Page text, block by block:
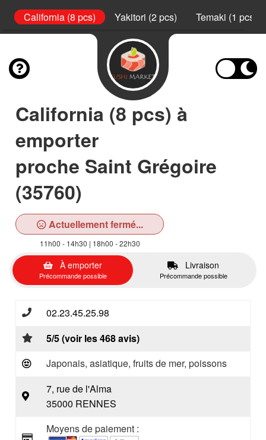
California (8 pcs) Yakitori (2 pcs) Temaki (1 pcs)
California (8 pcs) à
emporter
proche Saint Grégoire
(35760)
Actuellement fermé...
11h00 - 14h30 | 18h00 - 22h30
À emporter
Précommande possible
Livraison
Précommande possible
02.23.45.25.98
5/5 (voir les 468 avis)
Japonais, asiatique, fruits de mer, poissons
7, rue de l'Alma
35000 RENNES
Moyens de paiement :